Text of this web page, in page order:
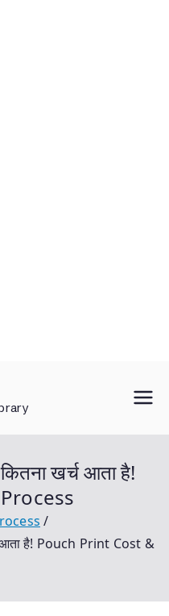
खर्च आता है!
आता है! Pouch Print Cost &